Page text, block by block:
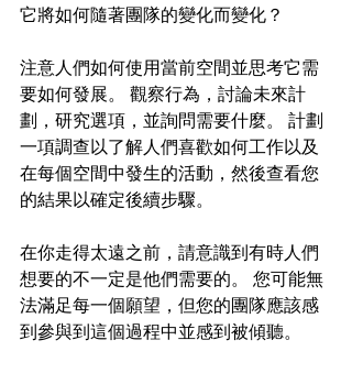
它將如何隨著團隊的變化而變化？
注意人們如何使用當前空間並思考它需
要如何發展。 觀察行為，討論未來計
劃，研究選項，並詢問需要什麼。 計劃
一項調查以了解人們喜歡如何工作以及
在每個空間中發生的活動，然後查看您
的結果以確定後續步驟。
在你走得太遠之前，請意識到有時人們
想要的不一定是他們需要的。 您可能無
法滿足每一個願望，但您的團隊應該感
到參與到這個過程中並感到被傾聽。